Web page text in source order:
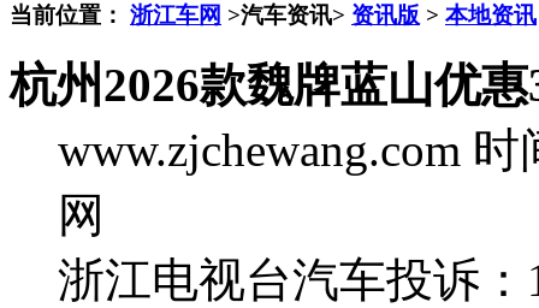
当前位置： 浙江车网 >汽车资讯> 资讯版 > 本地资讯
杭州2026款魏牌蓝山优
www.zjchewang.com 时
网
浙江电视台汽车投诉：